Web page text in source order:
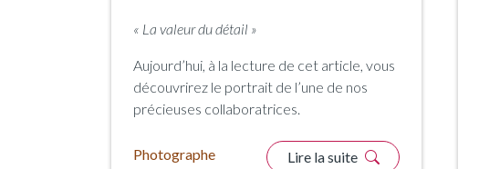
« La valeur du détail »
Aujourd’hui, à la lecture de cet article, vous
découvrirez le portrait de l’une de nos
précieuses collaboratrices.
Photographe Lire la suite